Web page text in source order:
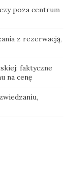
poza centrum
z rezerwacją,
faktyczne
na cenę